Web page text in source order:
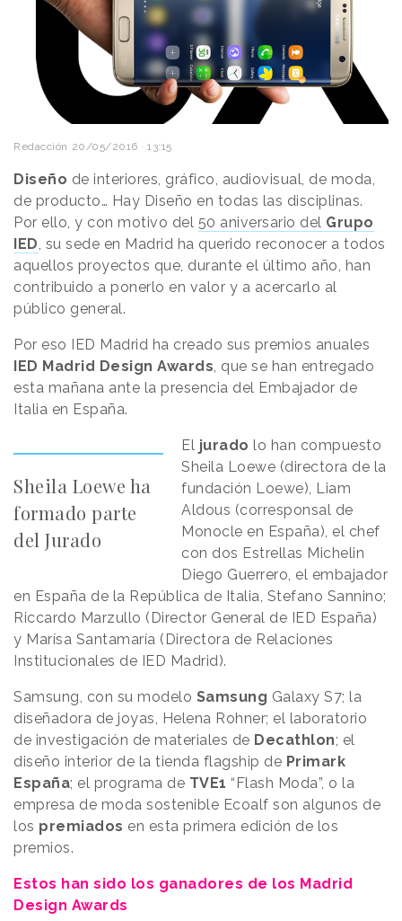
Redacción 20/05/2016 · 13:15
Diseño de interiores, gráfico, audiovisual, de moda,
de producto… Hay Diseño en todas las disciplinas.
Por ello, y con motivo del 50 aniversario del Grupo
IED, su sede en Madrid ha querido reconocer a todos
aquellos proyectos que, durante el último año, han
contribuido a ponerlo en valor y a acercarlo al
público general.
Por eso IED Madrid ha creado sus premios anuales
IED Madrid Design Awards, que se han entregado
esta mañana ante la presencia del Embajador de
Italia en España.
Sheila Loewe ha
formado parte
del Jurado
El jurado lo han compuesto
Sheila Loewe (directora de la
fundación Loewe), Liam
Aldous (corresponsal de
Monocle en España), el chef
con dos Estrellas Michelin
Diego Guerrero, el embajador
en España de la República de Italia, Stefano Sannino;
Riccardo Marzullo (Director General de IED España)
y Marísa Santamaría (Directora de Relaciones
Institucionales de IED Madrid).
Samsung, con su modelo Samsung Galaxy S7; la
diseñadora de joyas, Helena Rohner; el laboratorio
de investigación de materiales de Decathlon; el
diseño interior de la tienda flagship de Primark
España; el programa de TVE1 “Flash Moda”, o la
empresa de moda sostenible Ecoalf son algunos de
los premiados en esta primera edición de los
premios.
Estos han sido los ganadores de los Madrid
Design Awards